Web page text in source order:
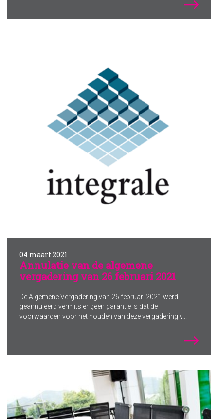
04 maart 2021
Annulatie van de algemene
vergadering van 26 februari 2021
De Algemene Vergadering van 26 februari 2021 werd
geannuleerd vermits er geen garantie is dat de
voorwaarden voor het houden van deze vergadering v...